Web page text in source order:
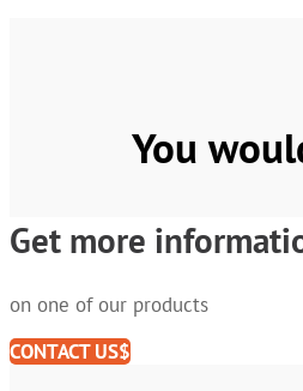
You
Get more
on one of our products
CONTACT US